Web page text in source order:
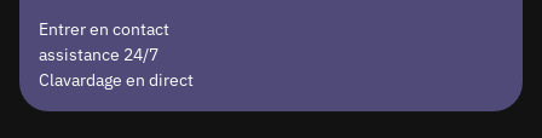
Entrer en contact
assistance 24/7
Clavardage en direct